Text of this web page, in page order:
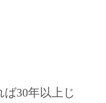
30年以上じ